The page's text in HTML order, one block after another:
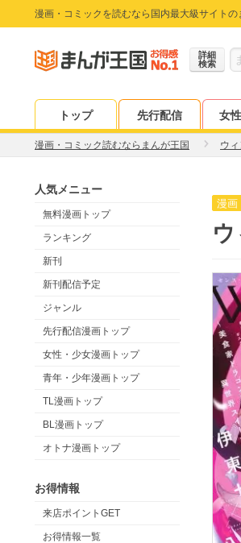
漫画・コミックを読むなら国内最大級サイトの
詳細
検索
トップ 先行配信 女
漫画・コミック読むならまんが王国 ウ
人気メニュー
無料漫画トップ
ランキング
新刊
新刊配信予定
ジャンル
先行配信漫画トップ
女性・少女漫画トップ
青年・少年漫画トップ
TL漫画トップ
BL漫画トップ
オトナ漫画トップ
お得情報
来店ポイントGET
お得情報一覧
漫画